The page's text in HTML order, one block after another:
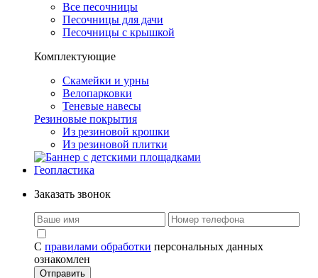
Все песочницы
Песочницы для дачи
Песочницы с крышкой
Комплектующие
Скамейки и урны
Велопарковки
Теневые навесы
Резиновые покрытия
Из резиновой крошки
Из резиновой плитки
Геопластика
Заказать звонок
С правилами обработки персональных данных
ознакомлен